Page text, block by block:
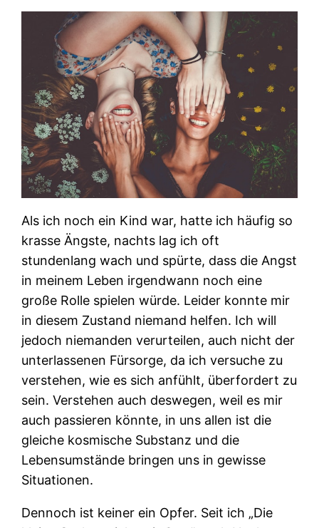
Als ich noch ein Kind war, hatte ich häufig so
krasse Ängste, nachts lag ich oft
stundenlang wach und spürte, dass die Angst
in meinem Leben irgendwann noch eine
große Rolle spielen würde. Leider konnte mir
in diesem Zustand niemand helfen. Ich will
jedoch niemanden verurteilen, auch nicht der
unterlassenen Fürsorge, da ich versuche zu
verstehen, wie es sich anfühlt, überfordert zu
sein. Verstehen auch deswegen, weil es mir
auch passieren könnte, in uns allen ist die
gleiche kosmische Substanz und die
Lebensumstände bringen uns in gewisse
Situationen.
Dennoch ist keiner ein Opfer. Seit ich „Die